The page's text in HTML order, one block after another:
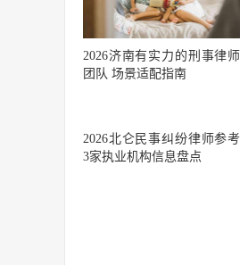
2026济南有实力的刑事律师
团队 场景适配指南
2026北仑民事纠纷律师参考
3家执业机构信息盘点